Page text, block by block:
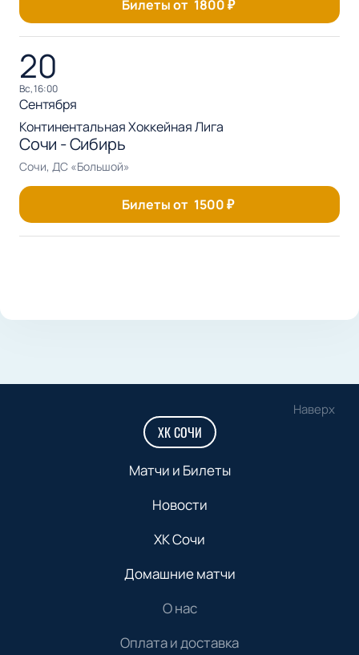
Билеты от 1800₽
20
вс, 16:00
Сентября
Континентальная Хоккейная Лига
Сочи - Сибирь
Сочи, ДС «Большой»
Билеты от 1500₽
Наверх
ХК СОЧИ
Матчи и Билеты
Новости
ХК Сочи
Домашние матчи
О нас
Оплата и доставка